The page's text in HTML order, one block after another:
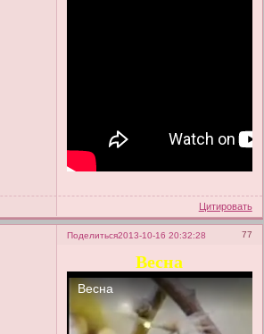
Цитировать
Поделиться 77
2013-10-16 20:32:28
Весна